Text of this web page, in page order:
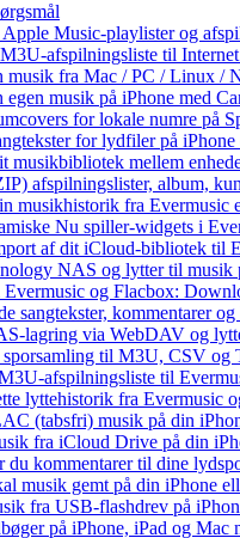
Apple Music-playlister og
M3U-afspilningsliste til
musik fra Mac / PC / Linux
egen musik på iPhone med
for lokale numre på
for lydfiler på
musikbibliotek mellem
afspilningslister, album,
musikhistorik fra Evermusic
Nu spiller-widgets i
af dit iCloud-bibliotek til
NAS og lytter til musik
og Flacbox:
sangtekster, kommentarer
lagring via WebDAV og
sporsamling til M3U, CSV
afspilningsliste til
lyttehistorik fra Evermusic
(tabsfri) musik på din
fra iCloud Drive på din
du kommentarer til dine
musik gemt på din iPhone
fra USB-flashdrev på
på iPhone, iPad og Mac